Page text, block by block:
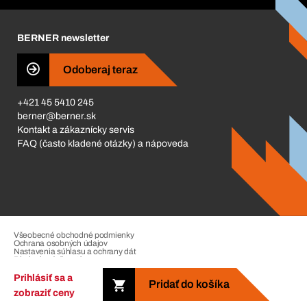
Prihlásiť sa a
zobraziť ceny
Pridať do košíka
Business Conduct
BERNER newsletter
Odoberaj teraz
+421 45 5410 245
berner@berner.sk
Kontakt a zákaznícky servis
FAQ (často kladené otázky) a nápoveda
Copyright © 2026. The Berner Group. All rights reserved.
Všeobecné obchodné podmienky
Ochrana osobných údajov
Nastavenia súhlasu a ochrany dát
Riadenie sťažností